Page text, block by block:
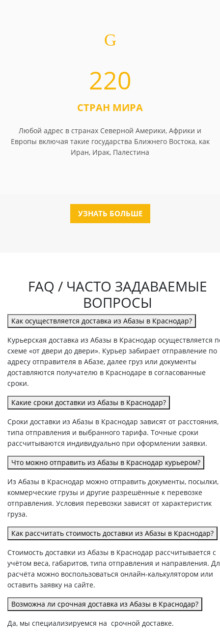
220
СТРАН МИРА
Любой адрес в странах Северной Америки, Африки и
Европы включая такие государства Ближнего Востока, как
Иран, Ирак, Палестина
УЗНАТЬ БОЛЬШЕ
FAQ / ЧАСТО ЗАДАВАЕМЫЕ
ВОПРОСЫ
Как осуществляется доставка из Абазы в Краснодар?
Курьерская доставка из Абазы в Краснодар осуществляется
схеме «от двери до двери». Курьер забирает отправление по
адресу отправителя в Абазе, далее груз или документы
доставляются получателю в Краснодаре в согласованные
сроки.
Какие сроки доставки из Абазы в Краснодар?
Сроки доставки из Абазы в Краснодар зависят от расстояния,
типа отправления и выбранного тарифа. Точные сроки
рассчитываются индивидуально при оформлении заявки.
Что можно отправить из Абазы в Краснодар курьером?
Из Абазы в Краснодар можно отправить документы, посылки,
коммерческие грузы и другие разрешённые к перевозке
отправления. Условия перевозки зависят от характеристик
груза.
Как рассчитать стоимость доставки из Абазы в Краснодар?
Стоимость доставки из Абазы в Краснодар рассчитывается с
учётом веса, габаритов, типа отправления и направления.
расчёта можно воспользоваться онлайн-калькулятором или
оставить заявку на сайте.
Возможна ли срочная доставка из Абазы в Краснодар?
Да, мы специализируемся на срочной доставке.